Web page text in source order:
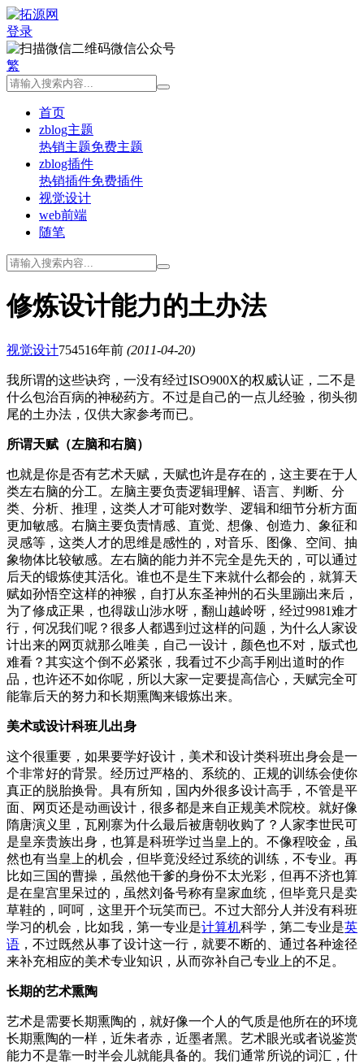
登录
微信公众号
繁
首页
zblog主题
热销主题免费主题
zblog插件
热销插件免费插件
视觉设计
web前端
随笔
修炼设计能力的土办法
视觉设计754516年前 (2011-04-20)
我所谓的这些诀窍，一没有经过ISO900X的权威认证，二不是
什么包治百病的神秘药方。不过是自己的一点儿经验，彻头彻
尾的土办法，仅供大家参考而已。
所谓天赋（左脑和右脑）
也就是你是否有艺术天赋，天赋也许是存在的，这主要在于人
类左右脑的分工。左脑主要负责逻辑理解、语言、判断、分
类、分析、推理，这类人才可能对数学、逻辑和细节分析方面
更加敏感。右脑主要负责情感、直觉、想像、创造力、象征和
灵感等，这类人才的思维是感性的，对音乐、图像、空间、抽
象物体比较敏感。左右脑的能力并不完全是先天的，可以通过
后天的锻炼使其活化。谁也不是生下来就什么都会的，就算天
赋如孙悟空这样的神猴，自打从东圣神州的石头里蹦出来后，
为了修成正果，也得跋山涉水呀，翻山越岭呀，经过9981难才
行，何况我们呢？很多人都遇到过这样的问题，为什么人家设
计出来的网页就那么唯美，自己一设计，颜色也不对，版式也
难看？其实这个倒不必紧张，我看过不少高手刚出道时的作
品，也许还不如你呢，所以大家一定要提高信心，天赋完全可
能靠后天的努力和长期熏陶来锻炼出来。
美术或设计科班儿出身
这个很重要，如果要学好设计，美术和设计类科班出身会是一
个非常好的背景。经历过严格的、系统的、正规的训练会使你
真正的脱胎换骨。具有所知，国内外很多设计高手，不管是平
面、网页还是动画设计，很多都是来自正规美术院校。就好像
隋唐演义里，瓦刚寨为什么最后被唐朝收购了？人家李世民可
是皇亲贵族出身，也算是科班学过当皇上的。不像程咬金，虽
然也有当皇上的机会，但毕竟没经过系统的训练，不专业。再
比如三国的曹操，虽然他干爹的身份不太光彩，但再不济也算
是在皇宫里呆过的，虽然刘备号称有皇家血统，但毕竟只是卖
草鞋的，呵呵，这里开个玩笑而已。不过大部分人并没有科班
学习的机会，比如我，第一专业是计算机科学，第二专业是英
语 ，不过既然从事了设计这一行，就要不断的、通过各种途径
来补充相应的美术专业知识，从而弥补自己专业上的不足。
长期的艺术熏陶
艺术是需要长期熏陶的，就好像一个人的气质是他所在的环境
长期熏陶的一样，近朱者赤，近墨者黑。艺术眼光或者说鉴赏
能力不是靠一时半会儿就能具备的。我们通常所说的词汇，什